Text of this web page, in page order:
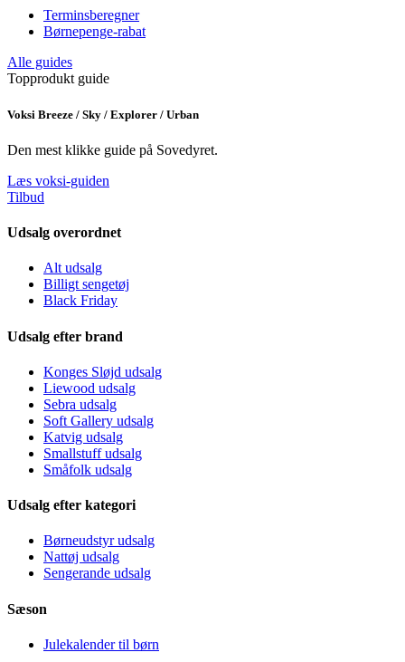
Terminsberegner
Børnepenge-rabat
Alle guides
Topprodukt guide
Voksi Breeze / Sky / Explorer / Urban
Den mest klikke guide på Sovedyret.
Læs voksi-guiden
Tilbud
Udsalg overordnet
Alt udsalg
Billigt sengetøj
Black Friday
Udsalg efter brand
Konges Sløjd udsalg
Liewood udsalg
Sebra udsalg
Soft Gallery udsalg
Katvig udsalg
Smallstuff udsalg
Småfolk udsalg
Udsalg efter kategori
Børneudstyr udsalg
Nattøj udsalg
Sengerande udsalg
Sæson
Julekalender til børn